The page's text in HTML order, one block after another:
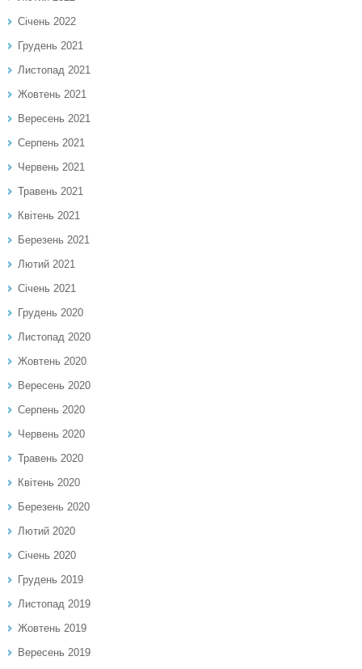
Січень 2022
Грудень 2021
Листопад 2021
Жовтень 2021
Вересень 2021
Серпень 2021
Червень 2021
Травень 2021
Квітень 2021
Березень 2021
Лютий 2021
Січень 2021
Грудень 2020
Листопад 2020
Жовтень 2020
Вересень 2020
Серпень 2020
Червень 2020
Травень 2020
Квітень 2020
Березень 2020
Лютий 2020
Січень 2020
Грудень 2019
Листопад 2019
Жовтень 2019
Вересень 2019